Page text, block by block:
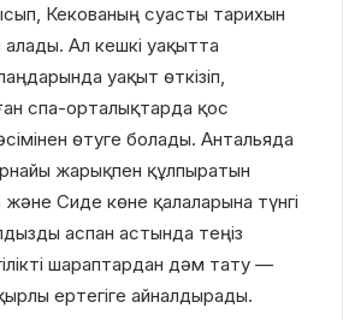
Кекованың суасты тарихын
алады. Ал кешкі уақытта
уақыт өткізіп,
спа-орталықтарда қос
өтуге болады. Антальяда
жарықпен құлпыратын
Сиде көне қалаларына түнгі
аспан астында теңіз
шараптардан дәм тату —
ертегіге айналдырады.